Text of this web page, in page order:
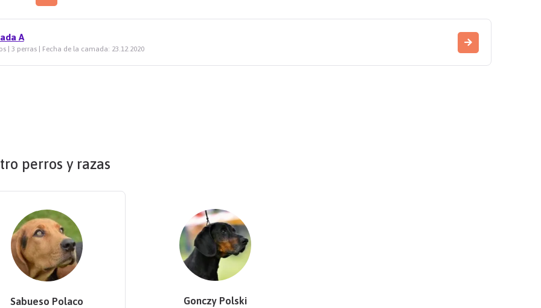
A
| 3 perras | Fecha de la camada: 23.12.2020
perros y razas
Sabueso Polaco Gonczy Polski